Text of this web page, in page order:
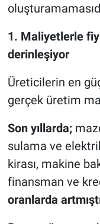
1. Maliyetlerle
derinleşiyor
Üreticilerin en
gerçek üretim
Son yıllarda;
sulama ve
kirası, makine
finansman ve
oranlarda